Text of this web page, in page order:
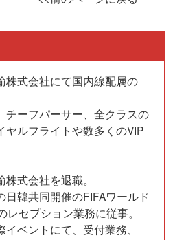
式会社にて国内線配属の
パーサー、全クラスの
ヤルフライトや数多くのVIP
式会社を退職。
同開催のFIFAワールド
レセプション業務に従事。
にて、受付業務、